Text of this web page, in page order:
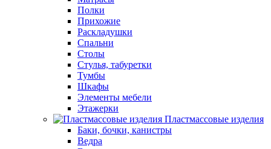
Полки
Прихожие
Раскладушки
Спальни
Столы
Стулья, табуретки
Тумбы
Шкафы
Элементы мебели
Этажерки
Пластмассовые изделия
Баки, бочки, канистры
Ведра